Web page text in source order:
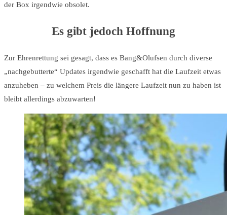
der Box irgendwie obsolet.
Es gibt jedoch Hoffnung
Zur Ehrenrettung sei gesagt, dass es Bang&Olufsen durch diverse
„nachgebutterte“ Updates irgendwie geschafft hat die Laufzeit etwas
anzuheben – zu welchem Preis die längere Laufzeit nun zu haben ist
bleibt allerdings abzuwarten!